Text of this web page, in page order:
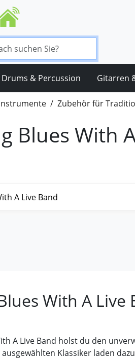
Drums & Percussion Gitarren
Zubehör für
Blues With
With A Live
A Live Band holst du den
Klassiker laden